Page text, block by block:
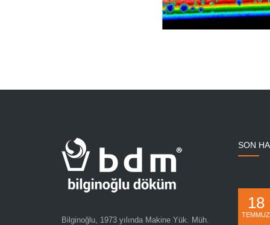
Bilginoğlu, 1973 yılında Makine Yük. Müh.
SON
18
TEMMUZ